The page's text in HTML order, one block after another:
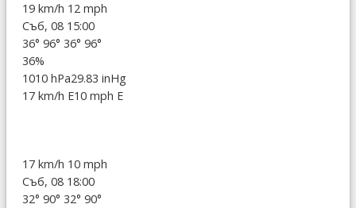
19 km/h 12 mph
Съб, 08 15:00
36° 96° 36° 96°
36%
1010 hPa29.83 inHg
17 km/h E10 mph E
17 km/h 10 mph
Съб, 08 18:00
32° 90° 32° 90°